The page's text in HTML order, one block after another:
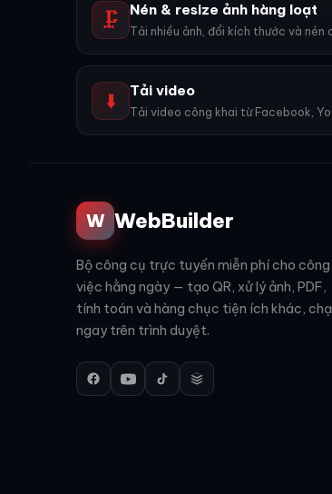
🗜️ Nén & resize ảnh hàng loạt
⬇️ Tải video
Tải video công khai từ Facebook,
W WebBuilder
Bộ công cụ trực tuyến miễn phí cho công
việc hằng ngày — tạo QR, xử lý ảnh, PDF,
tính toán và hàng chục tiện ích khác,
ngay trên trình duyệt.